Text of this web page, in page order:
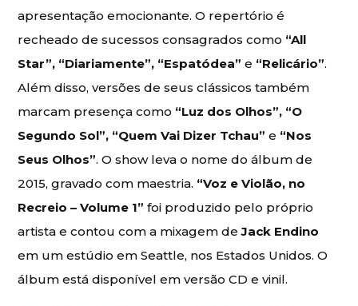
apresentação emocionante. O repertório é
recheado de sucessos consagrados como “All
Star”, “Diariamente”, “Espatódea” e “Relicário”.
Além disso, versões de seus clássicos também
marcam presença como “Luz dos Olhos”, “O
Segundo Sol”, “Quem Vai Dizer Tchau” e “Nos
Seus Olhos”. O show leva o nome do álbum de
2015, gravado com maestria. “Voz e Violão, no
Recreio – Volume 1” foi produzido pelo próprio
artista e contou com a mixagem deJack Endino
em um estúdio em Seattle, nos Estados Unidos. O
álbum está disponível em versão CD e vinil.